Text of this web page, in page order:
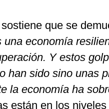
que se
una economía
Y estos
han sido sino unas
la economía ha
están en los